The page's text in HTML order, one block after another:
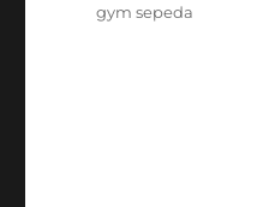
Tags
gym sepeda